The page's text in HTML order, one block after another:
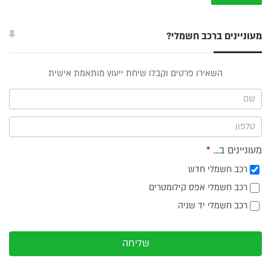
מעוניינים ברכב חשמלי?
תפריט
צד
השאירו פרטים וקבלו שיחת ייעוץ מותאמת אישית
מעוניינים ב... *
רכב חשמלי חדש
רכב חשמלי אפס קילומטרים
רכב חשמלי יד שניה
שליחה